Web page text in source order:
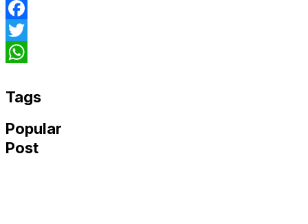
Facebook
Twitter
Tags
Popular
Post